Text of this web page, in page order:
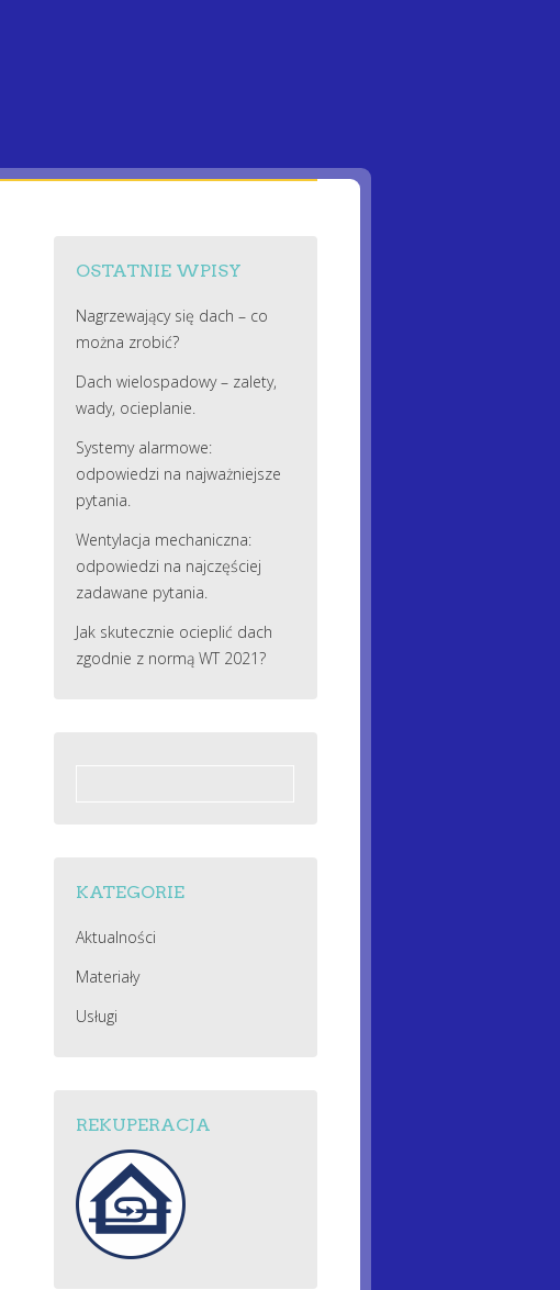
OSTATNIE WPISY
Nagrzewający się dach – co
można zrobić?
Dach wielospadowy – zalety,
wady, ocieplanie.
Systemy alarmowe:
odpowiedzi na najważniejsze
pytania.
Wentylacja mechaniczna:
odpowiedzi na najczęściej
zadawane pytania.
Jak skutecznie ocieplić dach
zgodnie z normą WT 2021?
KATEGORIE
Aktualności
Materiały
Usługi
REKUPERACJA